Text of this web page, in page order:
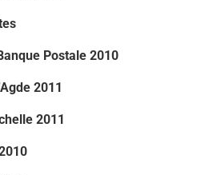
Postale 2010
2011
2011